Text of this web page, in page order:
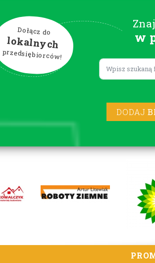
w
Dołącz do
lokalnych
przedsiębiorców!
Lorem ipsum
DODAJ